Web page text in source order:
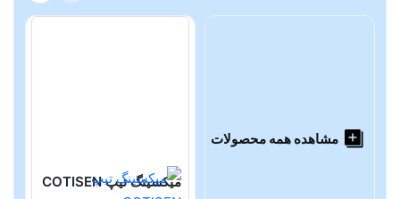
مشاهده همه محصولات
میکسینگ تیپ COTISEN